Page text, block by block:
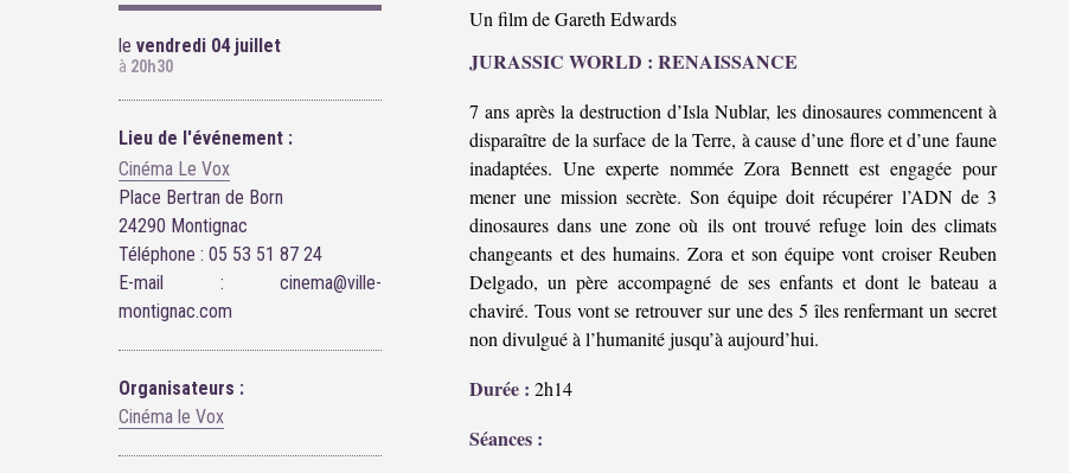
le vendredi 04 juillet
à 20h30
Lieu de l'événement :
Cinéma Le Vox
Place Bertran de Born
24290 Montignac
Téléphone : 05 53 51 87 24
E-mail : cinema@ville-
montignac.com
Organisateurs :
Cinéma le Vox
Un film de Gareth Edwards
JURASSIC WORLD : RENAISSANCE
7 ans après la destruction d’Isla Nublar, les dinosaures commencent à
disparaître de la surface de la Terre, à cause d’une flore et d’une faune
inadaptées. Une experte nommée Zora Bennett est engagée pour
mener une mission secrète. Son équipe doit récupérer l’ADN de 3
dinosaures dans une zone où ils ont trouvé refuge loin des climats
changeants et des humains. Zora et son équipe vont croiser Reuben
Delgado, un père accompagné de ses enfants et dont le bateau a
chaviré. Tous vont se retrouver sur une des 5 îles renfermant un secret
non divulgué à l’humanité jusqu’à aujourd’hui.
Durée : 2h14
Séances :